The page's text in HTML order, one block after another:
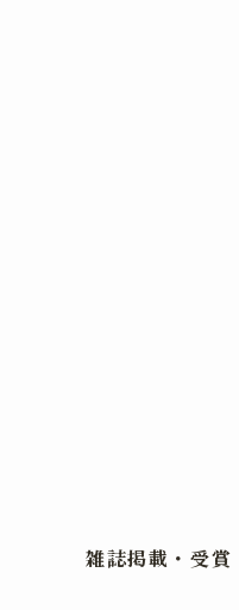
雑誌掲載・受賞